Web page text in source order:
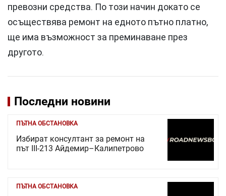
превозни средства. По този начин докато се
осъществява ремонт на едното пътно платно,
ще има възможност за преминаване през
другото.
Последни новини
ПЪТНА ОБСТАНОВКА
Избират консултант за ремонт на
път III-213 Айдемир–Калипетрово
ПЪТНА ОБСТАНОВКА